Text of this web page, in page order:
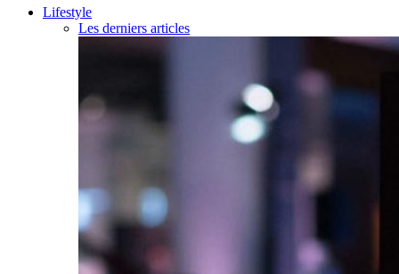
Lifestyle
Les derniers articles